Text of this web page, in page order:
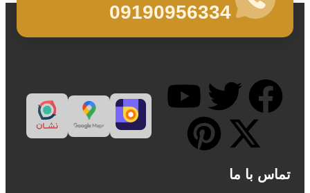
09190956334
تماس با ما